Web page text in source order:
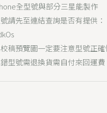
全型號與部分三星能製作
請先至連結查詢是否有提供：
稿預覽圖一定要注意型號正
型號需退換貨需自付來回運費